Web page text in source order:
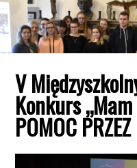
V
Konkurs
POMOC PRZEZ